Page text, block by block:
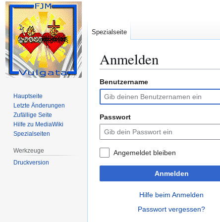
Anmelden
Zur
Navigation
springen
Zur
Suche
springen
Benutzername
Passwort
Angemeldet bleiben
Anmelden
Hilfe beim Anmelden
Passwort vergessen?
Spezialseite
Hauptseite
Letzte Änderungen
Zufällige Seite
Hilfe zu MediaWiki
Spezialseiten
Werkzeuge
Druckversion